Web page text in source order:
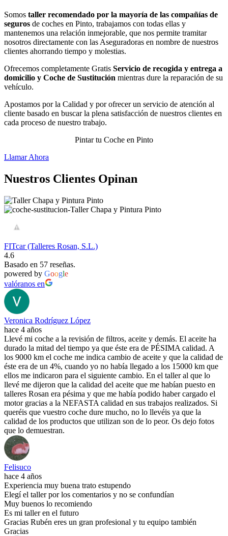
Somos taller recomendado por la mayoría de las compañías de
seguros de coches en Pinto, trabajamos con todas ellas y
mantenemos una relación inmejorable, que nos permite tramitar
nosotros directamente con las Aseguradoras en nombre de nuestros
clientes ahorrando tiempo y molestias.
Ofrecemos completamente Gratis Servicio de recogida y entrega a
domicilio y Coche de Sustitución mientras dure la reparación de su
vehículo.
Apostamos por la Calidad y por ofrecer un servicio de atención al
cliente basado en buscar la plena satisfacción de nuestros clientes en
cada proceso de nuestro trabajo.
Pintar tu Coche en Pinto
Llamar Ahora
Nuestros Clientes Opinan
FITcar (Talleres Rosan, S.L.)
4.6
Basado en 57 reseñas.
powered by Google
valóranos en
Veronica Rodríguez López
hace 4 años
Llevé mi coche a la revisión de filtros, aceite y demás. El aceite ha
durado la mitad del tiempo ya que éste era de PÉSIMA calidad. A
los 9000 km el coche me indica cambio de aceite y que la calidad de
éste era de un 4%, cuando yo no había llegado a los 15000 km que
ellos me indicaron para el siguiente cambio. En el taller al que lo
llevé me dijeron que la calidad del aceite que me habían puesto en
talleres Rosan era pésima y que me había podido haber cargado el
motor gracias a la NEFASTA calidad en sus trabajos realizados. Si
queréis que vuestro coche dure mucho, no lo llevéis ya que la
calidad de los productos que utilizan son de lo peor. Os dejo fotos
que lo demuestran.
Felisuco
hace 4 años
Experiencia muy buena trato estupendo
Elegí el taller por los comentarios y no se confundían
Muy buenos lo recomiendo
Es mi taller en el futuro
Gracias Rubén eres un gran profesional y tu equipo también
Gracias